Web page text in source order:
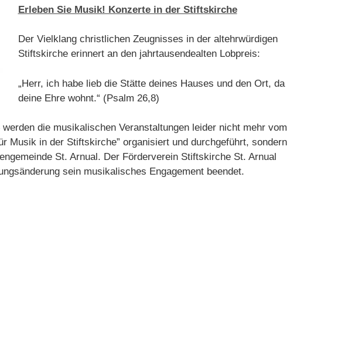
Erleben Sie Musik! Konzerte in der Stiftskirche
Der Vielklang christlichen Zeugnisses in der altehrwürdigen
Stiftskirche erinnert an den jahr­tau­sendealten Lobpreis:
„Herr, ich habe lieb die Stätte deines Hauses und den Ort, da
deine Ehre wohnt.“ (Psalm 26,8)
die musikalischen Veranstaltungen leider nicht mehr vom
Musik in der Stiftskirche” organisiert und durchgeführt, sondern
St. Arnual. Der Förderverein Stiftskirche St. Arnual
sein musikalisches Engagement beendet.